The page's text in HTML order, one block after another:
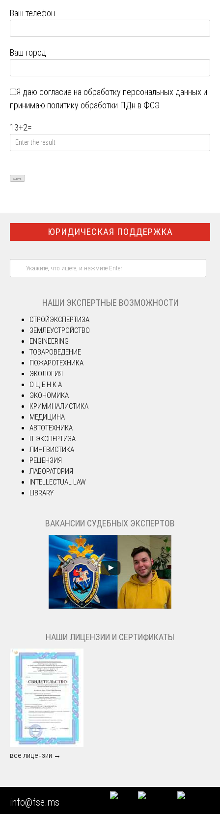
Ваш телефон
Ваш город
Я даю согласие на обработку персональных данных и
принимаю политику обработки ПДн в ФСЭ
13+2=
ЮРИДИЧЕСКАЯ ПОДДЕРЖКА
НАШИ ЭКСПЕРТНЫЕ ВОЗМОЖНОСТИ
СТРОЙЭКСПЕРТИЗА
ЗЕМЛЕУСТРОЙСТВО
ENGINEERING
ТОВАРОВЕДЕНИЕ
ПОЖАРОТЕХНИКА
ЭКОЛОГИЯ
О Ц Е Н К А
ЭКОНОМИКА
КРИМИНАЛИСТИКА
МЕДИЦИНА
АВТОТЕХНИКА
IT ЭКСПЕРТИЗА
ЛИНГВИСТИКА
РЕЦЕНЗИЯ
ЛАБОРАТОРИЯ
INTELLECTUAL LAW
LIBRARY
ВАКАНСИИ СУДЕБНЫХ ЭКСПЕРТОВ
НАШИ ЛИЦЕНЗИИ И СЕРТИФИКАТЫ
все лицензии →
МЫ РАБОТАЕМ С РЕГИОНАМИ
info@fse.ms